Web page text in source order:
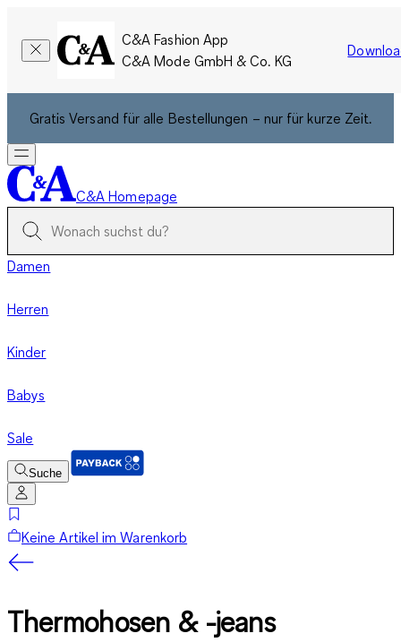
C&A Fashion App
C&A Mode GmbH & Co. KG
Gratis Versand für alle Bestellungen – nur für kurze Zeit.
C&A Homepage
Damen
Herren
Kinder
Babys
Sale
Suche
Keine Artikel im Warenkorb
Thermohosen & -jeans